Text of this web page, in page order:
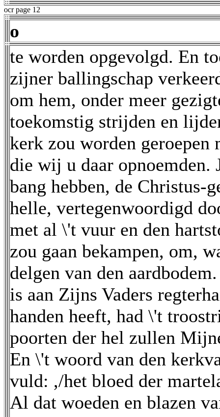
ocr page 12
o
te worden opgevolgd. En
zijner ballingschap
om hem, onder meer
toekomstig strijden en
kerk zou worden geroepen
die wij u daar opnoemden.
bang hebben, de Christus-
helle, vertegenwoordigd
met al \'t vuur en den
zou gaan bekampen, om,
delgen van den
is aan Zijns Vaders
handen heeft, had \'t
poorten der hel zullen
En \'t woord van den
vuld: ,/het bloed der
Al dat woeden en blazen